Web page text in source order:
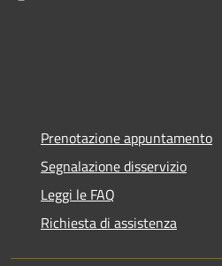
Prenotazione appuntamento
Segnalazione disservizio
Leggi le FAQ
Richiesta di assistenza